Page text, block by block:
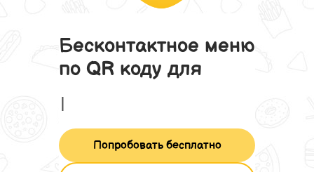
Бесконтактное меню
по QR коду для
бара
Попробовать бесплатно